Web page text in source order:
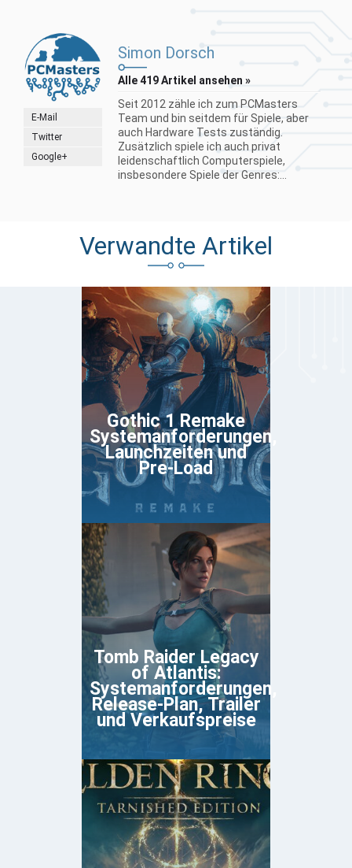
E-Mail
Twitter
Google+
Simon Dorsch
Alle 419 Artikel ansehen »
Seit 2012 zähle ich zum PCMasters
Team und bin seitdem für Spiele, aber
auch Hardware Tests zuständig.
Zusätzlich spiele ich auch privat
leidenschaftlich Computerspiele,
insbesondere Spiele der Genres:...
Verwandte Artikel
Gothic 1 Remake
Systemanforderungen,
Launchzeiten und
Pre-Load
Tomb Raider Legacy
of Atlantis:
Systemanforderungen,
Release-Plan, Trailer
und Verkaufspreise